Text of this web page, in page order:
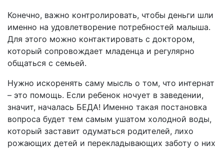
Конечно, важно контролировать, чтобы деньги шли
именно на удовлетворение потребностей малыша.
Для этого можно контактировать с доктором,
который сопровождает младенца и регулярно
общаться с семьей.
Нужно искоренять саму мысль о том, что интернат
– это помощь. Если ребенок ночует в заведении,
значит, началась БЕДА! Именно такая постановка
вопроса будет тем самым ушатом холодной воды,
который заставит одуматься родителей, лихо
рожающих детей и перекладывающих заботу о них